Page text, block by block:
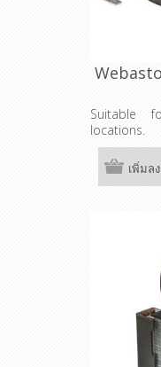
Suitable
locations.
เพิ่มล